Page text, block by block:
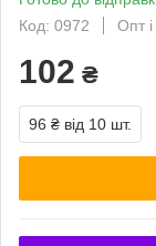
Код: 0972
Опт і
102 ₴
96 ₴ від 10 шт.